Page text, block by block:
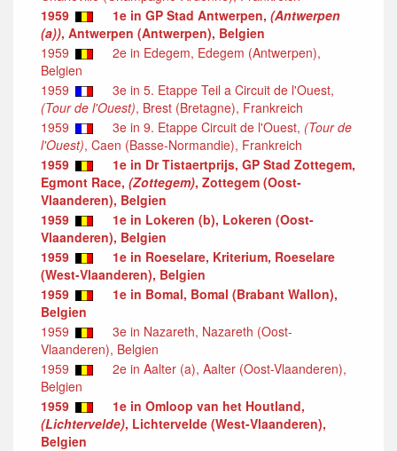
1959
1e in GP Stad Antwerpen, (Antwerpen
(a)), Antwerpen (Antwerpen), Belgien
1959
2e in Edegem, Edegem (Antwerpen),
Belgien
1959
3e in 5. Etappe Teil a Circuit de l'Ouest,
(Tour de l'Ouest), Brest (Bretagne), Frankreich
1959
3e in 9. Etappe Circuit de l'Ouest, (Tour de
l'Ouest), Caen (Basse-Normandie), Frankreich
1959
1e in Dr Tistaertprijs, GP Stad Zottegem,
Egmont Race, (Zottegem), Zottegem (Oost-
Vlaanderen), Belgien
1959
1e in Lokeren (b), Lokeren (Oost-
Vlaanderen), Belgien
1959
1e in Roeselare, Kriterium, Roeselare
(West-Vlaanderen), Belgien
1959
1e in Bomal, Bomal (Brabant Wallon),
Belgien
1959
3e in Nazareth, Nazareth (Oost-
Vlaanderen), Belgien
1959
2e in Aalter (a), Aalter (Oost-Vlaanderen),
Belgien
1959
1e in Omloop van het Houtland,
(Lichtervelde), Lichtervelde (West-Vlaanderen),
Belgien